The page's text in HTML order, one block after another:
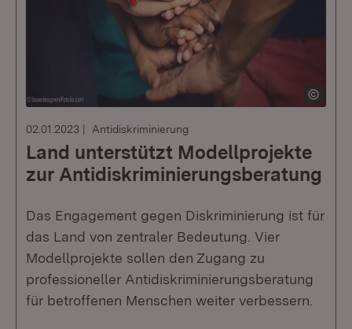
02.01.2023 Antidiskriminierung
Land unterstützt Modellprojekte
zur Antidiskriminierungsberatung
Das Engagement gegen Diskriminierung ist für
das Land von zentraler Bedeutung. Vier
Modellprojekte sollen den Zugang zu
professioneller Antidiskriminierungsberatung
für betroffenen Menschen weiter verbessern.